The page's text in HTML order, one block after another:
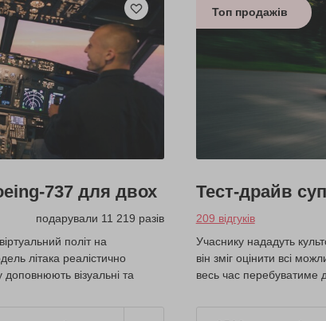
737 для двох
подарували 11 219 разів
політ на
літака реалістично
доповнюють візуальні та
Топ продажів
Тест-драйв
209 відгуків
Учаснику нададуть
він зміг оцінити всі
весь час перебуватиме